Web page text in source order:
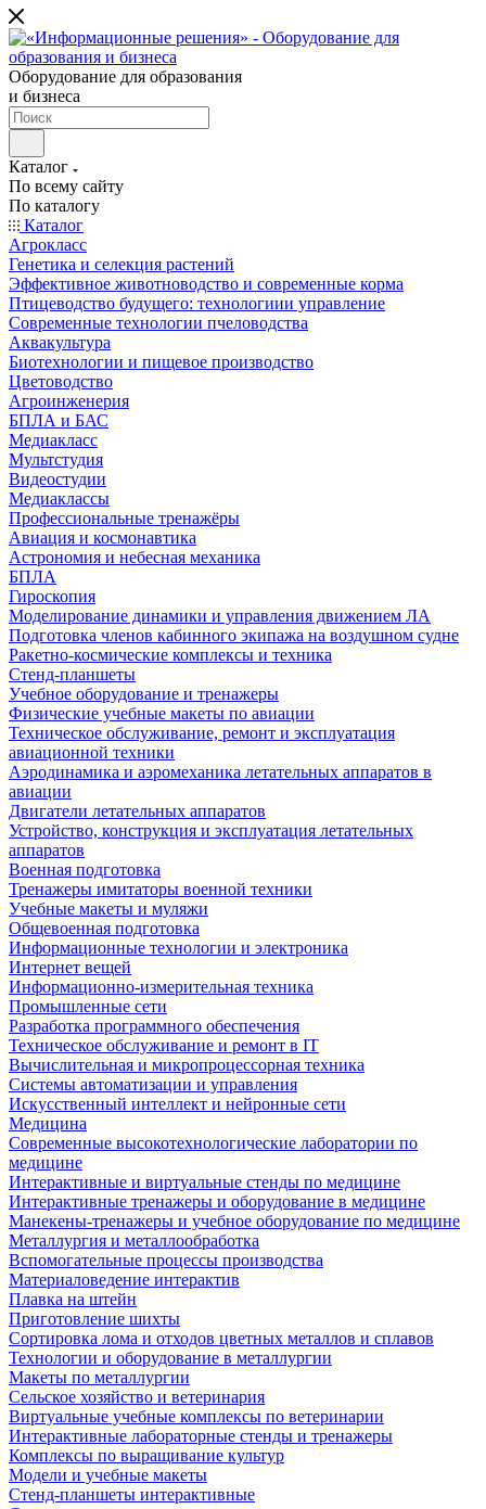
Оборудование для образования
и бизнеса
Каталог
По всему сайту
По каталогу
Каталог
Агрокласс
Генетика и селекция растений
Эффективное животноводство и современные корма
Птицеводство будущего: технологиии управление
Современные технологии пчеловодства
Аквакультура
Биотехнологии и пищевое производство
Цветоводство
Агроинженерия
БПЛА и БАС
Медиакласс
Мультстудия
Видеостудии
Медиаклассы
Профессиональные тренажёры
Авиация и космонавтика
Астрономия и небесная механика
БПЛА
Гироскопия
Моделирование динамики и управления движением ЛА
Подготовка членов кабинного экипажа на воздушном судне
Ракетно-космические комплексы и техника
Стенд-планшеты
Учебное оборудование и тренажеры
Физические учебные макеты по авиации
Техническое обслуживание, ремонт и эксплуатация
авиационной техники
Аэродинамика и аэромеханика летательных аппаратов в
авиации
Двигатели летательных аппаратов
Устройство, конструкция и эксплуатация летательных
аппаратов
Военная подготовка
Тренажеры имитаторы военной техники
Учебные макеты и муляжи
Общевоенная подготовка
Информационные технологии и электроника
Интернет вещей
Информационно-измерительная техника
Промышленные сети
Разработка программного обеспечения
Техническое обслуживание и ремонт в IT
Вычислительная и микропроцессорная техника
Системы автоматизации и управления
Искусственный интеллект и нейронные сети
Медицина
Современные высокотехнологические лаборатории по
медицине
Интерактивные и виртуальные стенды по медицине
Интерактивные тренажеры и оборудование в медицине
Манекены-тренажеры и учебное оборудование по медицине
Металлургия и металлообработка
Вспомогательные процессы производства
Материаловедение интерактив
Плавка на штейн
Приготовление шихты
Сортировка лома и отходов цветных металлов и сплавов
Технологии и оборудование в металлургии
Макеты по металлургии
Сельское хозяйство и ветеринария
Виртуальные учебные комплексы по ветеринарии
Интерактивные лабораторные стенды и тренажеры
Комплексы по выращивание культур
Модели и учебные макеты
Стенд-планшеты интерактивные